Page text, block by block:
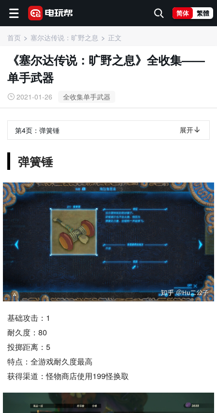
简体 繁體
首页 塞尔达传说：旷野之息 正文
《塞尔达传说：旷野之息》全收集——
单手武器
2021-01-26 全收集单手武器
第4页： 弹簧锤 展开
弹簧锤
基础攻击：1
耐久度：80
投掷距离：5
特点：全游戏耐久度最高
获得渠道：怪物商店使用199怪换取